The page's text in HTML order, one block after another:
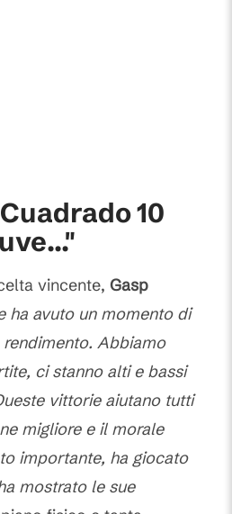
10
vincente, Gasp
ha avuto un momento di
Abbiamo
ci stanno alti e bassi
vittorie aiutano tutti
migliore e il morale
importante, ha giocato
mostrato le sue